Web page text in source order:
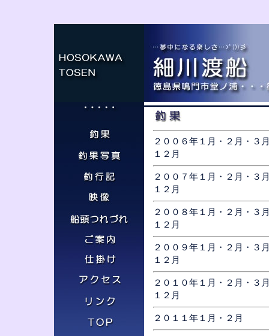
２００６年１月・２月・３
１２月
２００７年 １月 ・ ２月 ・ ３
１２月
２００８年 １月 ・ ２月 ・ ３
１２月
２００９年 １月 ・ ２月 ・ ３
１２月
２０１０年 １月 ・ ２月 ・ ３
１２月
２０１１年 １月 ・２月